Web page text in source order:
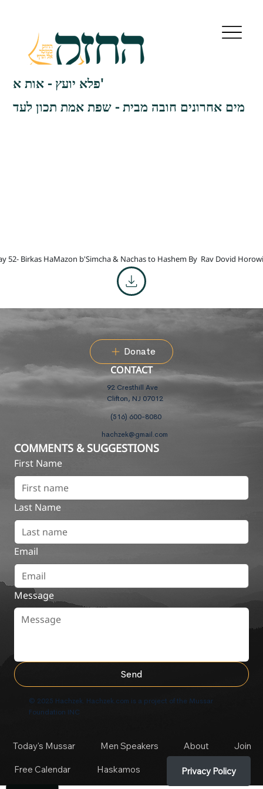
פלא יועץ - אות א'
מים אחרונים חובה מבית - שפת אמת תכון לעד
52- Birkas HaMazon b'Simcha & Nachas to Hashem By Rav Dovid
Donate
CONTACT
92 Cresthill Ave
Clifton, NJ 07012
(516) 600-8080
hachzek@gmail.com
COMMENTS & SUGGESTIONS
First Name
Last Name
Email
Message
Send
© 2025 Hachzek. Hachzek.com is a project of the Mussar
Foundation INC
Today's Mussar Men Speakers About Join
Free Calendar Haskamos Privacy Policy